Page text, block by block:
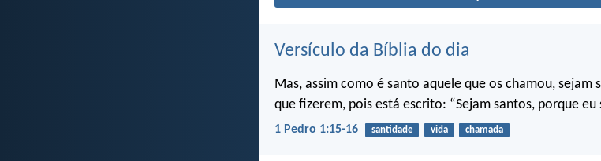
Versículo da Bíblia do dia
Mas, assim como é santo aquele que os chamou,
que fizerem, pois está escrito: “Sejam santos, porque eu
1 Pedro 1:15-16 santidade vida chamada